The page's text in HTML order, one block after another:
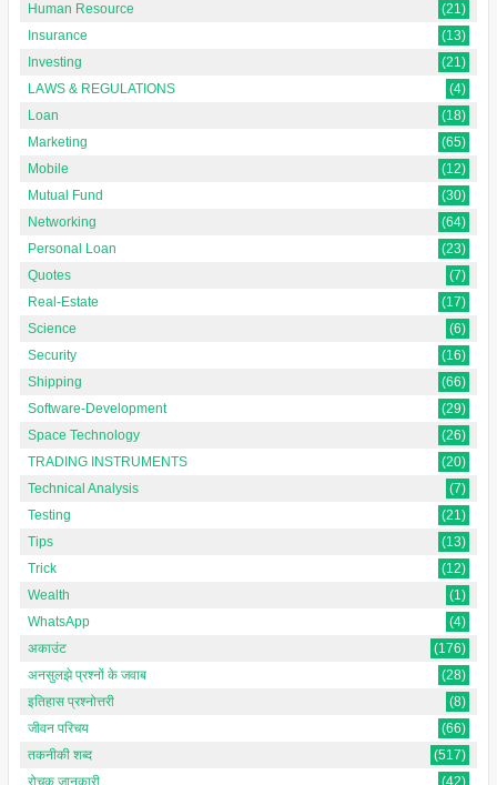
Human Resource
(21)
Insurance
(13)
Investing
(21)
LAWS & REGULATIONS
(4)
Loan
(18)
Marketing
(65)
Mobile
(12)
Mutual Fund
(30)
Networking
(64)
Personal Loan
(23)
Quotes
(7)
Real-Estate
(17)
Science
(6)
Security
(16)
Shipping
(66)
Software-Development
(29)
Space Technology
(26)
TRADING INSTRUMENTS
(20)
Technical Analysis
(7)
Testing
(21)
Tips
(13)
Trick
(12)
Wealth
(1)
WhatsApp
(4)
अकाउंट
(176)
अनसुलझे प्रश्नों के जवाब
(28)
इतिहास प्रश्नोत्तरी
(8)
जीवन परिचय
(66)
तकनीकी शब्द
(517)
रोचक जानकारी
(42)